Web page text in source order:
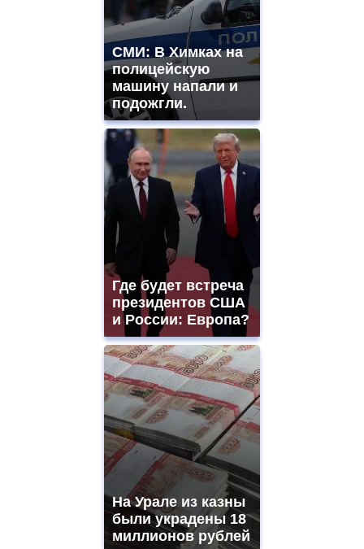
СМИ: В Химках на
полицейскую
машину напали и
подожгли.
Где будет встреча
президентов США
и России: Европа?
На Урале из казны
были украдены 18
миллионов рублей